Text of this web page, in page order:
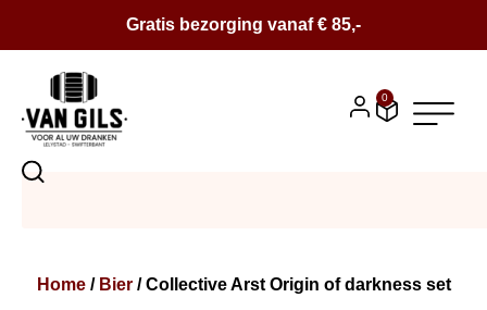
Gratis bezorging vanaf € 85,-
BIER
BIERPAKKETTEN
0
Home/ Bier/ Collective Arst Origin of darkness set